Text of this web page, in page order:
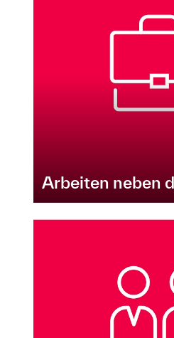
Arbeiten neben